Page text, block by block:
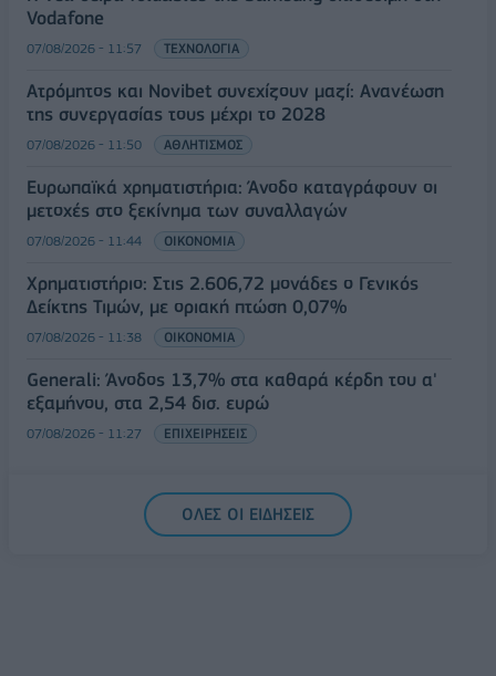
Vodafone
07/08/2026 - 11:57 ΤΕΧΝΟΛΟΓΙΑ
Ατρόμητος και Novibet συνεχίζουν μαζί: Ανανέωση
της συνεργασίας τους μέχρι το 2028
07/08/2026 - 11:50 ΑΘΛΗΤΙΣΜΟΣ
Ευρωπαϊκά χρηματιστήρια: Άνοδο καταγράφουν οι
μετοχές στο ξεκίνημα των συναλλαγών
07/08/2026 - 11:44 ΟΙΚΟΝΟΜΙΑ
Χρηματιστήριο: Στις 2.606,72 μονάδες ο Γενικός
Δείκτης Τιμών, με οριακή πτώση 0,07%
07/08/2026 - 11:38 ΟΙΚΟΝΟΜΙΑ
Generali: Άνοδος 13,7% στα καθαρά κέρδη του α'
εξαμήνου, στα 2,54 δισ. ευρώ
07/08/2026 - 11:27 ΕΠΙΧΕΙΡΗΣΕΙΣ
ΟΛΕΣ ΟΙ ΕΙΔΗΣΕΙΣ